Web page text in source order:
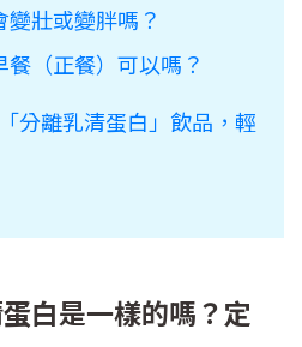
壯或變胖嗎？
（正餐）可以嗎？
分離乳清蛋白」飲品，輕
白是一樣的嗎？定